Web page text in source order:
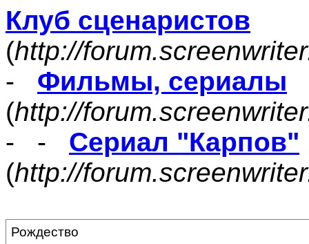
Клуб сценаристов
(http://
- Фильмы, сериалы
(http://
- - Сериал "Карпов"
(http://
Рождество